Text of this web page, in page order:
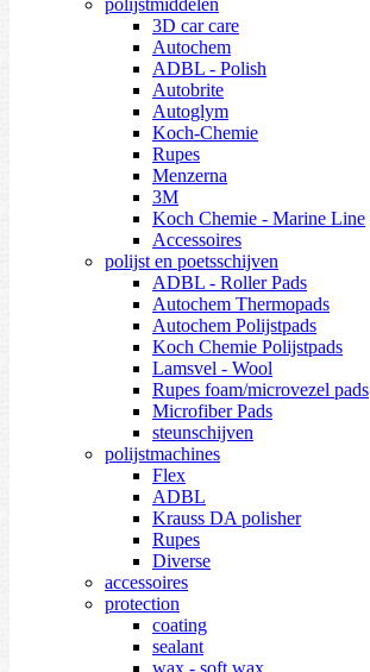
polijstmiddelen
3D car care
Autochem
ADBL - Polish
Autobrite
Autoglym
Koch-Chemie
Rupes
Menzerna
3M
Koch Chemie - Marine Line
Accessoires
polijst en poetsschijven
ADBL - Roller Pads
Autochem Thermopads
Autochem Polijstpads
Koch Chemie Polijstpads
Lamsvel - Wool
Rupes foam/microvezel pads
Microfiber Pads
steunschijven
polijstmachines
Flex
ADBL
Krauss DA polisher
Rupes
Diverse
accessoires
protection
coating
sealant